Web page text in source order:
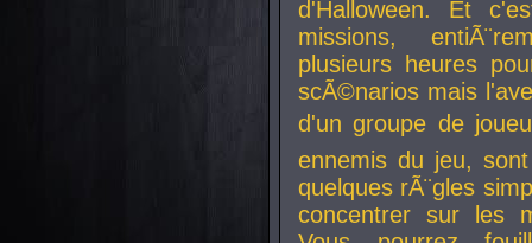
d'Halloween. Et
missions,
plusieurs heures
scÃ©narios mais
d'un groupe de
ennemis du jeu,
quelques rÃ¨gles
concentrer sur les